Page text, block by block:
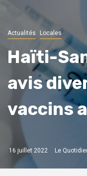
Actualités Locales
Haïti-
avis
vaccins
16 juillet 2022 Le